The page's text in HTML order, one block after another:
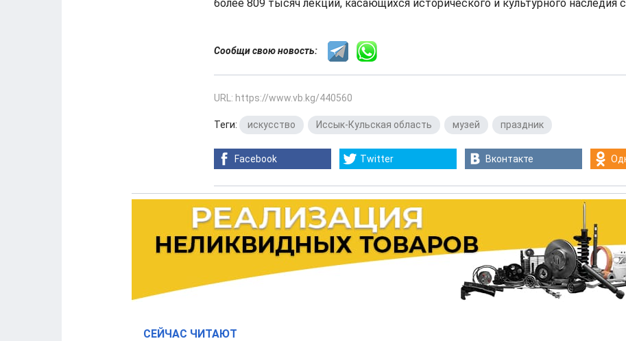
более 809 тысяч лекций, касающихся исторического и культурного наследия
Сообщи свою новость:
URL: https://www.vb.kg/440560
Теги: искусство Иссык-Кульская область музей праздник
Facebook Twitter Вконтакте
СЕЙЧАС ЧИТАЮТ